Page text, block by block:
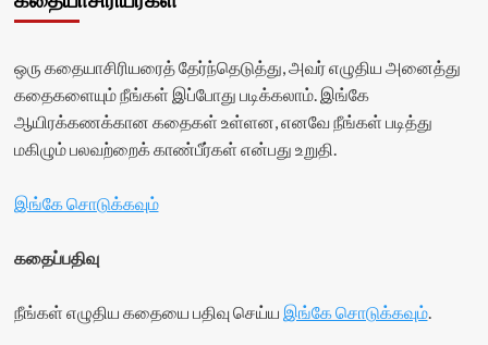
ஒரு கதையாசிரியரைத் தேர்ந்தெடுத்து, அவர் எழுதிய அனைத்து
கதைகளையும் நீங்கள் இப்போது படிக்கலாம். இங்கே
ஆயிரக்கணக்கான கதைகள் உள்ளன, எனவே நீங்கள் படித்து
மகிழும் பலவற்றைக் காண்பீர்கள் என்பது உறுதி.
இங்கே சொடுக்கவும்
கதைப்பதிவு
நீங்கள் எழுதிய கதையை பதிவு செய்ய இங்கே சொடுக்கவும்.